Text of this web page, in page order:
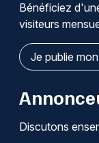
Bénéficiez
visiteurs
Je publie
Discutons